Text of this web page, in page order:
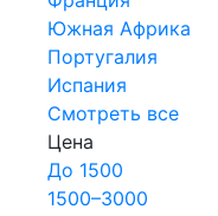
Южная Африка
Португалия
Испания
Смотреть все
Цена
До 1500
1500–3000